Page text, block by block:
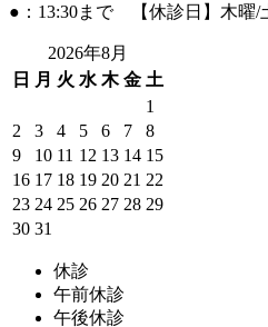
●：13:30まで 【休診日】木曜/
2026年8月
日
月 火 水 木 金 土
1
2
3 4 5 6 7
8
9
10 11 12 13 14 15
16 17 18 19 20 21 22
23 24 25 26 27 28 29
30 31
休診
午前休診
午後休診